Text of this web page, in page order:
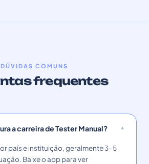
DÚVIDAS COMUNS
frequentes
a carreira de Tester Manual?
país e instituição, geralmente 3–5
Baixe o app para ver